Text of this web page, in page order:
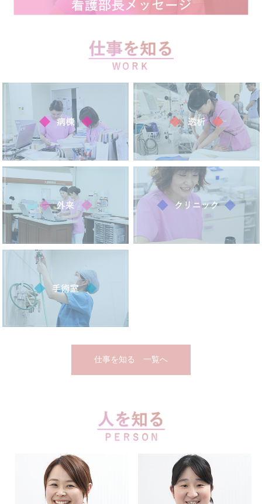
仕事を知る 一覧へ